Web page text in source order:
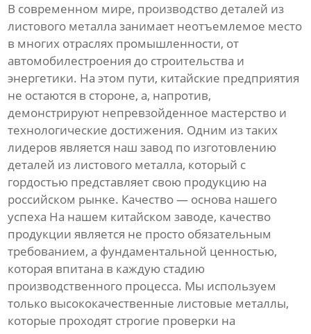
В современном мире, производство деталей из
листового металла занимает неотъемлемое место
в многих отраслях промышленности, от
автомобилестроения до строительства и
энергетики. На этом пути, китайские предприятия
не остаются в стороне, а, напротив,
демонстрируют непревзойденное мастерство и
технологические достижения. Одним из таких
лидеров является наш завод по изготовлению
деталей из листового металла, который с
гордостью представляет свою продукцию на
российском рынке. Качество — основа нашего
успеха На нашем китайском заводе, качество
продукции является не просто обязательным
требованием, а фундаментальной ценностью,
которая впитана в каждую стадию
производственного процесса. Мы используем
только высококачественные листовые металлы,
которые проходят строгие проверки на